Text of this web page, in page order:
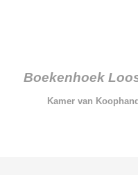
Boekenhoek
Kamer van